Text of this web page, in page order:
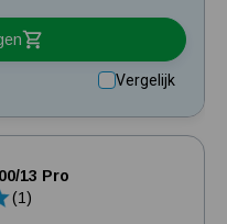
Vergelijk
13 Pro
(1)